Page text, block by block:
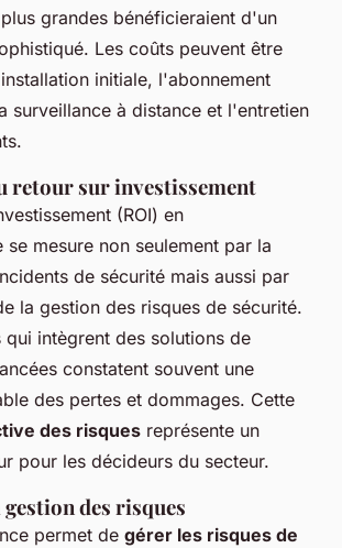
grandes bénéficieraient d'un
Les coûts peuvent être
initiale, l'abonnement
surveillance à distance et l'entretien
retour sur investissement
(ROI) en
se mesure non seulement par la
de sécurité mais aussi par
la gestion des risques de sécurité.
qui intègrent des solutions de
constatent souvent une
des pertes et dommages. Cette
des risques représente un
pour les décideurs du secteur.
des risques
permet de gérer les risques de